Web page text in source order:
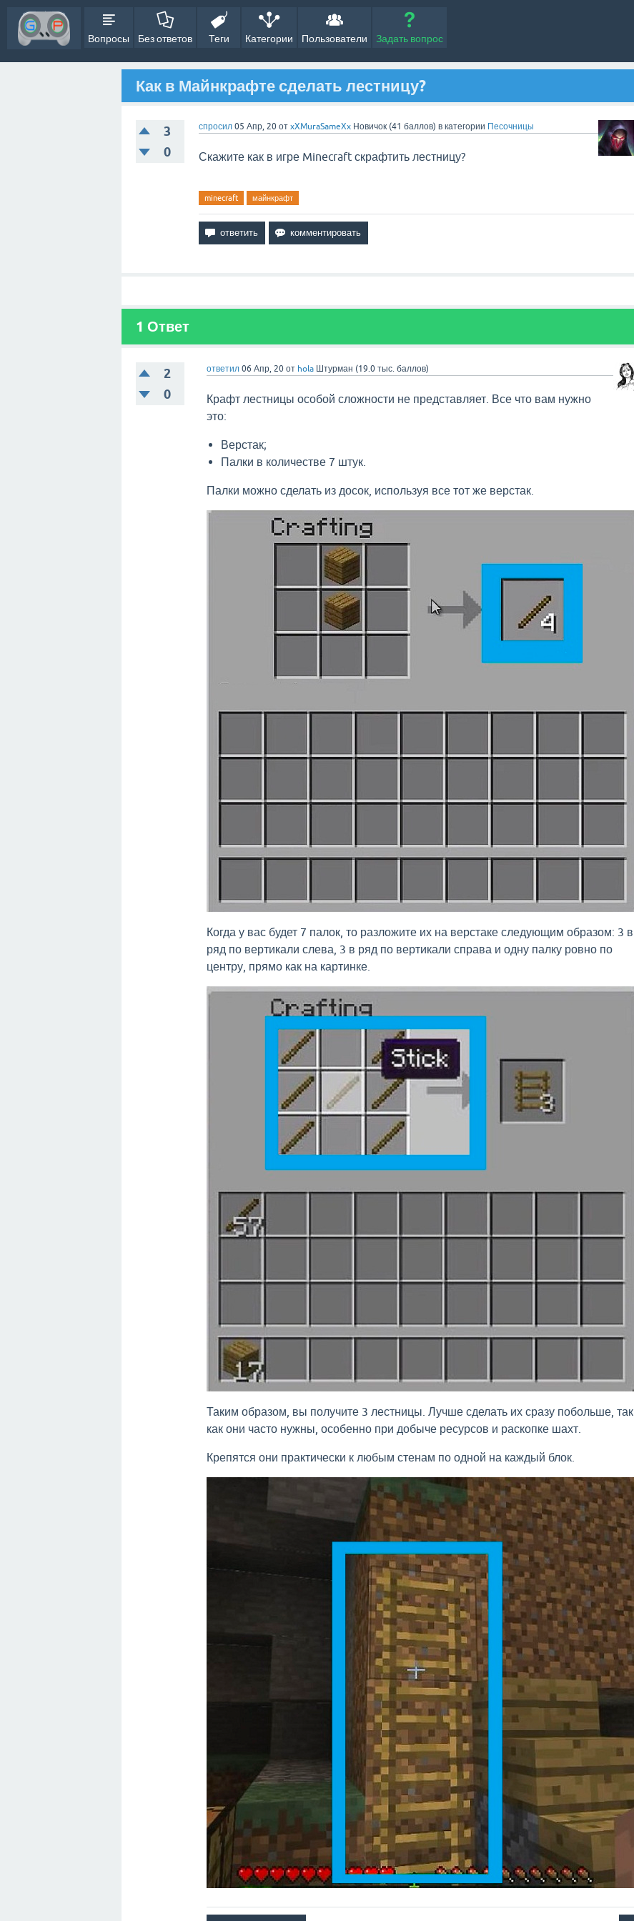
Вопросы Без ответов Теги Категории Пользователи Задать вопрос
Как в Майнкрафте сделать лестницу?
3
0
спросил 05 Апр, 20 от xXMuraSameXx Новичок (41 баллов) в категории Песочницы
Скажите как в игре Minecraft скрафтить лестницу?
minecraft майнкрафт
1 Ответ
2
0
ответил 06 Апр, 20 от hola Штурман (19.0 тыс. баллов)
Крафт лестницы особой сложности не представляет. Все что вам нужно
это:
Верстак;
Палки в количестве 7 штук.
Палки можно сделать из досок, используя все тот же верстак.
Когда у вас будет 7 палок, то разложите их на верстаке следующим образом: 3 в
ряд по вертикали слева, 3 в ряд по вертикали справа и одну палку ровно по
центру, прямо как на картинке.
Таким образом, вы получите 3 лестницы. Лучше сделать их сразу побольше, так
как они часто нужны, особенно при добыче ресурсов и раскопке шахт.
Крепятся они практически к любым стенам по одной на каждый блок.